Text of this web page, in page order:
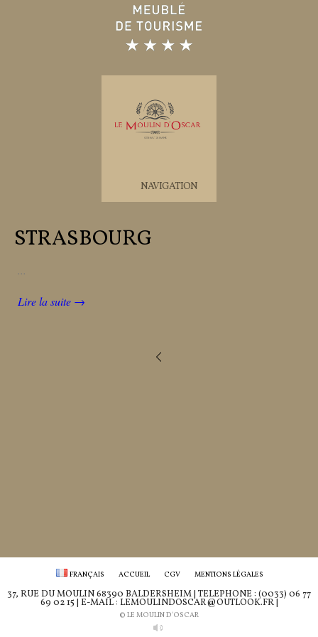
NAVIGATION
STRASBOURG
...
Lire la suite →
FRANÇAIS ACCUEIL CGV MENTIONS LÉGALES
37, RUE DU MOULIN 68390 BALDERSHEIM | TÉLÉPHONE : (0033) 06 77
69 02 15 | E-MAIL : LEMOULINDOSCAR@OUTLOOK.FR |
© LE MOULIN D'OSCAR